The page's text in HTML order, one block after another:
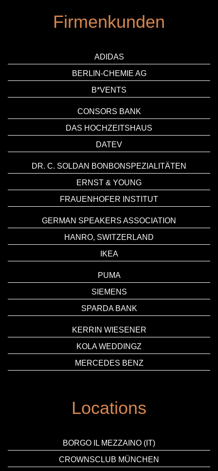
Firmenkunden
ADIDAS
BERLIN-CHEMIE AG
B*VENTS
CONSORS BANK
DAS HOCHZEITSHAUS
DATEV
DR. C. SOLDAN BONBONSPEZIALITÄTEN
ERNST & YOUNG
FRAUENHOFER INSTITUT
GERMAN SPEAKERS ASSOCIATION
HANRO, SWITZERLAND
IKEA
PUMA
SIEMENS
SPARDA BANK
KERRIN WIESENER
KOLA WEDDINGZ
MERCEDES BENZ
Locations
BORGO IL MEZZAINO (IT)
CROWNSCLUB MÜNCHEN